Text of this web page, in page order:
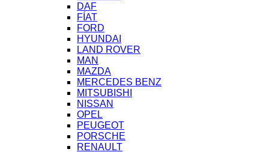
DAF
FÍAT
FORD
HYUNDAI
LAND ROVER
MAN
MAZDA
MERCEDES BENZ
MITSUBISHI
NISSAN
OPEL
PEUGEOT
PORSCHE
RENAULT